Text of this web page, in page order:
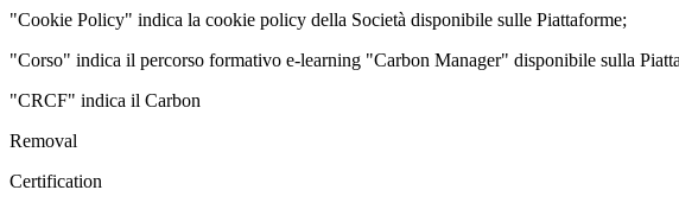
"Cookie Policy" indica la cookie policy della Società disponibile sulle Piattaforme;
"Corso" indica il percorso formativo e-learning "Carbon Manager" disponibile sulla
"CRCF" indica il Carbon
Removal
Certification